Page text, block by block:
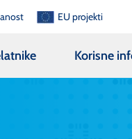
EU projekti
Korisne